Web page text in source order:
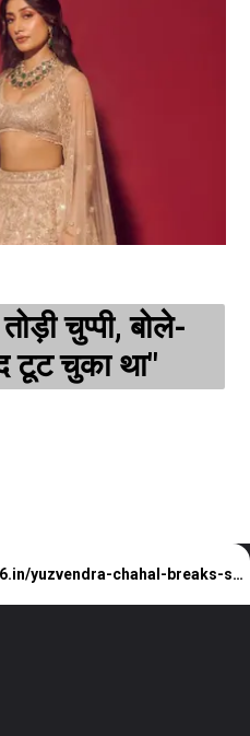
चुप्पी, बोले-
टूट चुका था"
https://news4u36.in/yuzvendra-chahal-breaks-silence-on-divorce/